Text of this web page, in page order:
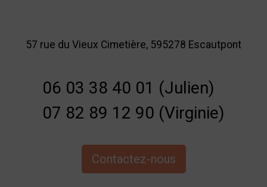
57 rue du Vieux Cimetière, 595278 Escautpont
06 03 38 40 01 (Julien)
07 82 89 12 90 (Virginie)
Contactez-nous